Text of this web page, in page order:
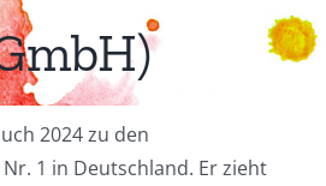
2024 zu den
1 in Deutschland. Er zieht